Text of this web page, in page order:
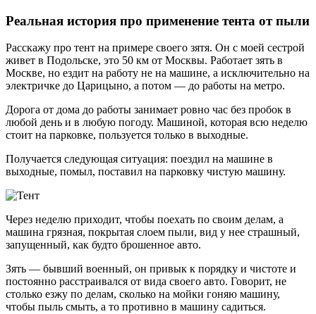
Реальная история про применение тента от пыли
Расскажу про тент на примере своего зятя. Он с моей сестрой
живет в Подольске, это 50 км от Москвы. Работает зять в
Москве, но ездит на работу не на машине, а исключительно на
электричке до Царицыно, а потом — до работы на метро.
Дорога от дома до работы занимает ровно час без пробок в
любой день и в любую погоду. Машиной, которая всю неделю
стоит на парковке, пользуется только в выходные.
Получается следующая ситуация: поездил на машине в
выходные, помыл, поставил на парковку чистую машину.
Через неделю приходит, чтобы поехать по своим делам, а
машина грязная, покрытая слоем пыли, вид у нее страшный,
запущенный, как будто брошенное авто.
Зять — бывший военный, он привык к порядку и чистоте и
постоянно расстраивался от вида своего авто. Говорит, не
столько езжу по делам, сколько на мойки гоняю машину,
чтобы пыль смыть, а то противно в машину садиться.